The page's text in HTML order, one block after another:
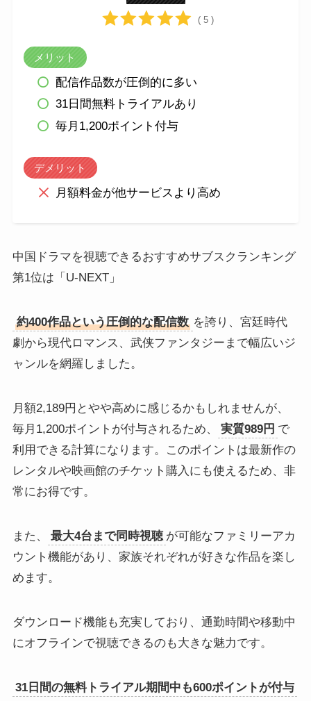
( 5 )
メリット
配信作品数が圧倒的に多い
31日間無料トライアルあり
毎月1,200ポイント付与
デメリット
月額料金が他サービスより高め
中国ドラマを視聴できるおすすめサブスクランキング
第1位は「U-NEXT」
約400作品という圧倒的な配信数 を誇り、宮廷時代
劇から現代ロマンス、武侠ファンタジーまで幅広いジ
ャンルを網羅しました。
月額2,189円とやや高めに感じるかもしれませんが、
毎月1,200ポイントが付与されるため、
実質989円 で
利用できる計算になります。このポイントは最新作の
レンタルや映画館のチケット購入にも使えるため、非
常にお得です。
また、 最大4台まで同時視聴 が可能なファミリーアカ
ウント機能があり、家族それぞれが好きな作品を楽し
めます。
ダウンロード機能も充実しており、通勤時間や移動中
にオフラインで視聴できるのも大きな魅力です。
31日間の無料トライアル期間中も600ポイントが付与